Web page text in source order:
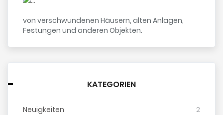
von verschwundenen Häusern, alten Anlagen,
Festungen und anderen Objekten.
KATEGORIEN
Neuigkeiten 2